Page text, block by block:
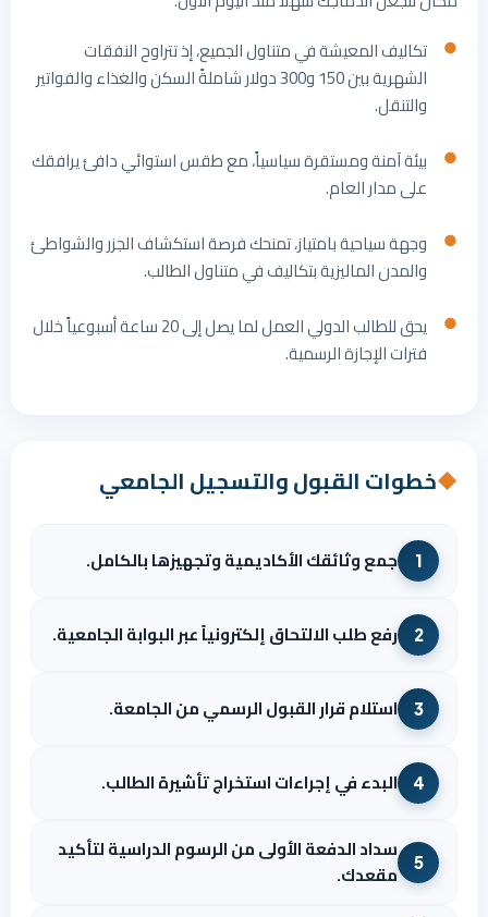
تكاليف المعيشة في متناول الجميع، إذ تتراوح النفقات
الشهرية بين 150 و300 دولار شاملةً السكن والغذاء والفواتير
والتنقل.
بيئة آمنة ومستقرة سياسياً، مع طقس استوائي دافئ يرافقك
على مدار العام.
وجهة سياحية بامتياز، تمنحك فرصة استكشاف الجزر والشواطئ
والمدن الماليزية بتكاليف في متناول الطالب.
يحق للطالب الدولي العمل لما يصل إلى 20 ساعة أسبوعياً خلال
فترات الإجازة الرسمية.
◆خطوات القبول والتسجيل الجامعي
1 جمع وثائقك الأكاديمية وتجهيزها بالكامل.
2 رفع طلب الالتحاق إلكترونياً عبر البوابة الجامعية.
3 استلام قرار القبول الرسمي من الجامعة.
4 البدء في إجراءات استخراج تأشيرة الطالب.
5
سداد الدفعة الأولى من الرسوم الدراسية لتأكيد
مقعدك.